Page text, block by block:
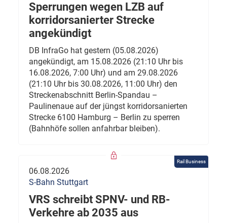
Sperrungen wegen LZB auf
korridorsanierter Strecke
angekündigt
DB InfraGo hat gestern (05.08.2026)
angekündigt, am 15.08.2026 (21:10 Uhr bis
16.08.2026, 7:00 Uhr) und am 29.08.2026
(21:10 Uhr bis 30.08.2026, 11:00 Uhr) den
Streckenabschnitt Berlin-Spandau –
Paulinenaue auf der jüngst korridorsanierten
Strecke 6100 Hamburg – Berlin zu sperren
(Bahnhöfe sollen anfahrbar bleiben).
Rail Business
06.08.2026
S-Bahn Stuttgart
VRS schreibt SPNV- und RB-
Verkehre ab 2035 aus